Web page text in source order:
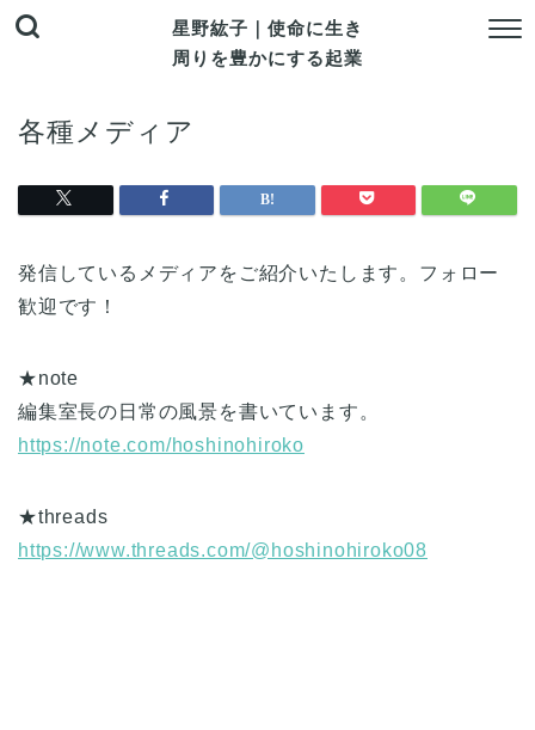
星野紘子｜使命に生き
周りを豊かにする起業
各種メディア
発信しているメディアをご紹介いたします。フォロー
歓迎です！
★note
編集室長の日常の風景を書いています。
https://note.com/hoshinohiroko
★threads
https://www.threads.com/@hoshinohiroko08